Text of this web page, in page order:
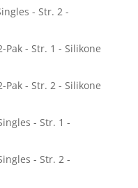
- Str. 2 -
Pak - Str. 1 - Silikone
Pak - Str. 2 - Silikone
- Str. 1 -
- Str. 2 -